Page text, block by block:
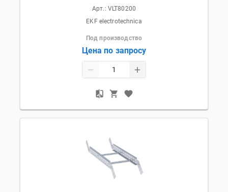
Арт.: VLT80200
EKF electrotechnica
Под производство
Цена по запросу